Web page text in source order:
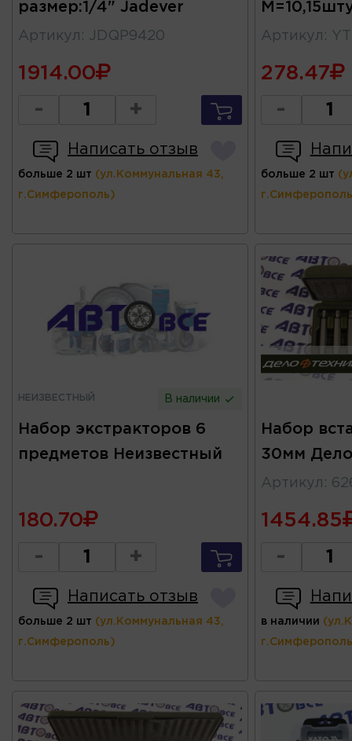
размер:1/4" Jadever
Артикул : JDQP9420
1914.00
- +
Написать отзыв
больше 2 шт (ул.Коммунальная 43,
г.Симферополь)
Артикул :
278.47
-
больше 2 шт
НЕИЗВЕСТНЫЙ В наличии
Набор экстракторов 6
предметов Неизвестный
180.70
- +
Написать отзыв
больше 2 шт (ул.Коммунальная 43,
г.Симферополь)
Набор
30мм
Артикул :
1454.85
-
в наличии